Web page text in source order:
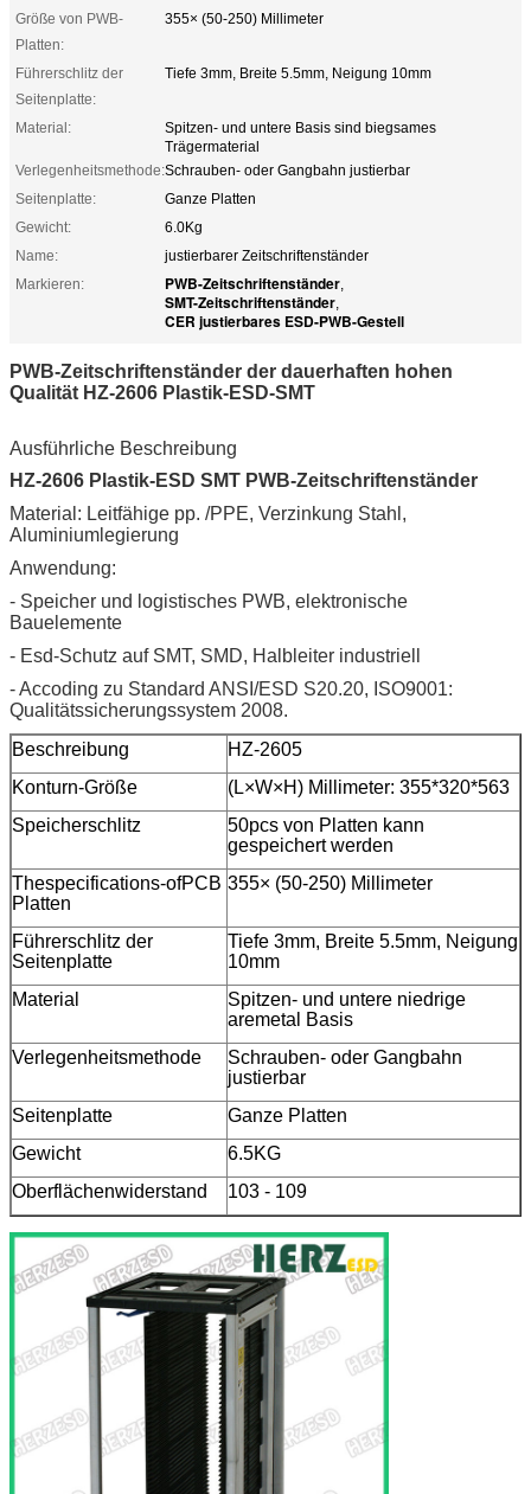
Größe von PWB-
Platten:
355× (50-250) Millimeter
Führerschlitz der
Seitenplatte:
Tiefe 3mm, Breite 5.5mm, Neigung 10mm
Material:
Spitzen- und untere Basis sind biegsames
Trägermaterial
Verlegenheitsmethode:Schrauben- oder Gangbahn justierbar
Seitenplatte:
Ganze Platten
Gewicht:
6.0Kg
Name:
justierbarer Zeitschriftenständer
Markieren:
PWB-Zeitschriftenständer,
SMT-Zeitschriftenständer,
CER justierbares ESD-PWB-Gestell
PWB-Zeitschriftenständer der dauerhaften hohen
Qualität HZ-2606 Plastik-ESD-SMT
Ausführliche Beschreibung
HZ-2606 Plastik-ESD SMT PWB-Zeitschriftenständer
Material: Leitfähige pp. /PPE, Verzinkung Stahl,
Aluminiumlegierung
Anwendung:
- Speicher und logistisches PWB, elektronische
Bauelemente
- Esd-Schutz auf SMT, SMD, Halbleiter industriell
- Accoding zu Standard ANSI/ESD S20.20, ISO9001:
Qualitätssicherungssystem 2008.
Beschreibung
HZ-2605
Konturn-Größe
(L×W×H) Millimeter: 355*320*563
Speicherschlitz
50pcs von Platten kann
gespeichert werden
Thespecifications-ofPCB
Platten
355× (50-250) Millimeter
Führerschlitz der
Seitenplatte
Tiefe 3mm, Breite 5.5mm, Neigung
10mm
Material
Spitzen- und untere niedrige
aremetal Basis
Verlegenheitsmethode
Schrauben- oder Gangbahn
justierbar
Seitenplatte
Ganze Platten
Gewicht
6.5KG
Oberflächenwiderstand
103 - 109